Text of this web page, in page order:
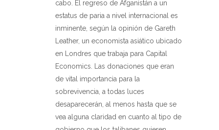
cabo. El regreso de Afganistán a un
estatus de paria a nivel internacional es
inminente, según la opinión de Gareth
Leather, un economista asiático ubicado
en Londres que trabaja para Capital
Economics. Las donaciones que eran
de vital importancia para la
sobrevivencia, a todas luces
desaparecerán, al menos hasta que se
vea alguna claridad en cuanto al tipo de